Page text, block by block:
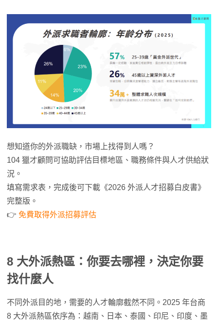
想知道你的外派職缺，市場上找得到人嗎？
104 獵才顧問可協助評估目標地區、職務條件與人才供給狀
況。
填寫需求表，完成後可下載《2026 外派人才招募白皮書》
完整版。
👉 免費取得外派招募評估
8 大外派熱區：你要去哪裡，決定你要
找什麼人
不同外派目的地，需要的人才輪廓截然不同。2025 年台商
8 大外派熱區依序為：越南、日本、泰國、印尼、印度、墨